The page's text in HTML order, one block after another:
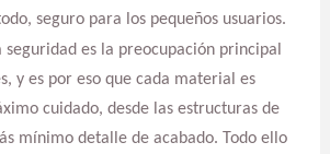
seguro para los pequeños usuarios.
seguridad es la preocupación principal
y es por eso que cada material es
cuidado, desde las estructuras de
mínimo detalle de acabado. Todo ello